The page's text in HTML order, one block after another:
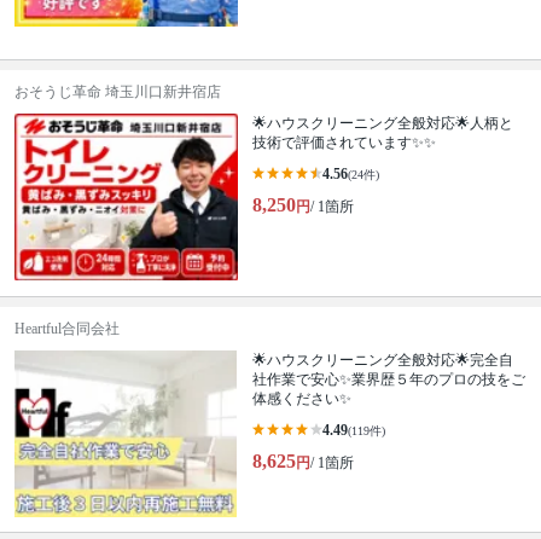
おそうじ革命 埼玉川口新井宿店
🌟ハウスクリーニング全般対応🌟人柄と
技術で評価されています✨✨
4.56(24件)
8,250円/ 1箇所
Heartful合同会社
🌟ハウスクリーニング全般対応🌟完全自
社作業で安心✨業界歴５年のプロの技をご
体感ください✨
4.49(119件)
8,625円/ 1箇所